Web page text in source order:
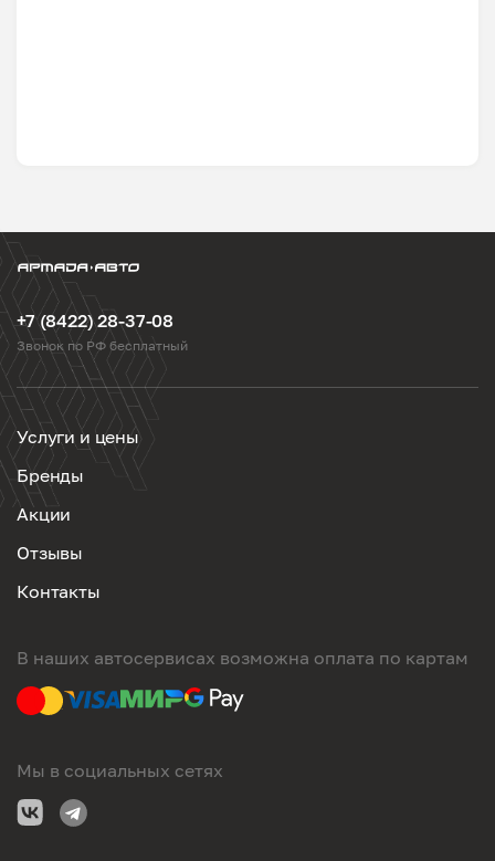
+7 (8422) 28-37-08
Звонок по РФ бесплатный
Услуги и цены
Бренды
Акции
Отзывы
Контакты
В наших автосервисах возможна оплата по картам
Мы в социальных сетях